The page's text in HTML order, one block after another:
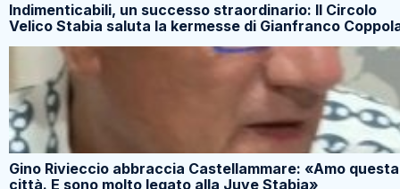
Indimenticabili, un successo straordinario: Il Circolo
Velico Stabia saluta la kermesse di Gianfranco
Gino Rivieccio abbraccia Castellammare: «Amo questa
città. E sono molto legato alla Juve Stabia»